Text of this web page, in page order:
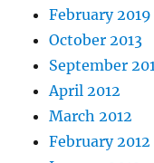
February 2019
October 2013
September
April 2012
March 2012
February 2012